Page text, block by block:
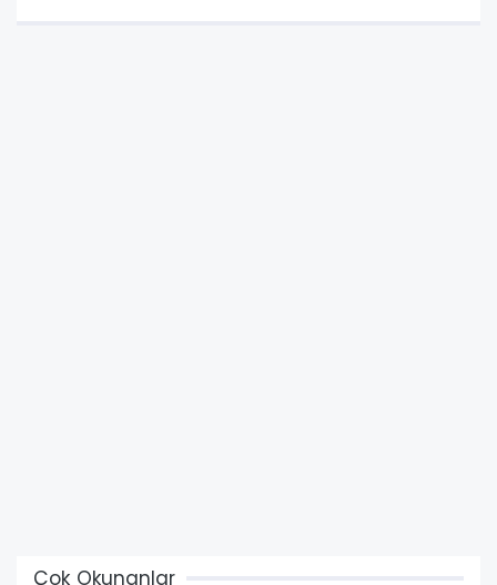
Çok Okunanlar